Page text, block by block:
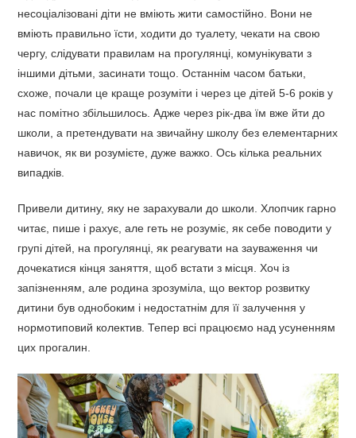
несоціалізовані діти не вміють жити самостійно. Вони не
вміють правильно їсти, ходити до туалету, чекати на свою
чергу, слідувати правилам на прогулянці, комунікувати з
іншими дітьми, засинати тощо. Останнім часом батьки,
схоже, почали це краще розуміти і через це дітей 5-6 років у
нас помітно збільшилось. Адже через рік-два їм вже йти до
школи, а претендувати на звичайну школу без елементарних
навичок, як ви розумієте, дуже важко. Ось кілька реальних
випадків.
Привели дитину, яку не зарахували до школи. Хлопчик гарно
читає, пише і рахує, але геть не розуміє, як себе поводити у
групі дітей, на прогулянці, як реагувати на зауваження чи
дочекатися кінця заняття, щоб встати з місця. Хоч із
запізненням, але родина зрозуміла, що вектор розвитку
дитини був однобоким і недостатнім для її залучення у
нормотиповий колектив. Тепер всі працюємо над усуненням
цих прогалин.